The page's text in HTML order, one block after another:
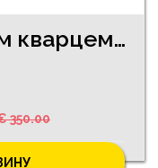
Кольцо с дымчатым кварцем 64/1135
350.00